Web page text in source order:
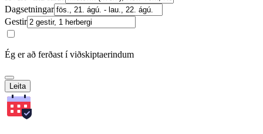
Dagsetningar
Gestir
Ég er að ferðast í viðskiptaerindum
Leita